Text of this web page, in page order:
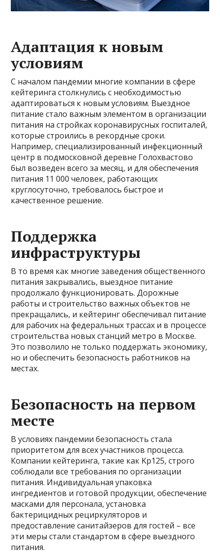
Адаптация к новым
условиям
С началом пандемии многие компании в сфере
кейтеринга столкнулись с необходимостью
адаптироваться к новым условиям. Выездное
питание стало важным элементом в организации
питания на стройках коронавирусных госпиталей,
которые строились в рекордные сроки.
Например, специализированный инфекционный
центр в подмосковной деревне Голохвастово
был возведен всего за месяц, и для обеспечения
питания 11 000 человек, работающих
круглосуточно, требовалось быстрое и
качественное решение.
Поддержка
инфраструктуры
В то время как многие заведения общественного
питания закрывались, выездное питание
продолжало функционировать. Дорожные
работы и строительство важных объектов не
прекращались, и кейтеринг обеспечивал питание
для рабочих на федеральных трассах и в процессе
строительства новых станций метро в Москве.
Это позволило не только поддержать экономику,
но и обеспечить безопасность работников на
местах.
Безопасность на первом
месте
В условиях пандемии безопасность стала
приоритетом для всех участников процесса.
Компании кейтеринга, такие как Kp125, строго
соблюдали все требования по организации
питания. Индивидуальная упаковка
ингредиентов и готовой продукции, обеспечение
масками для персонала, установка
бактерицидных рециркуляторов и
предоставление санитайзеров для гостей – все
эти меры стали стандартом в сфере выездного
питания.